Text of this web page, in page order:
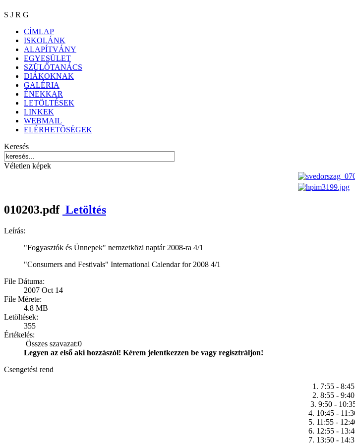
S J R G
CÍMLAP
ISKOLÁNK
ALAPÍTVÁNY
EGYESÜLET
SZÜLŐTANÁCS
DIÁKOKNAK
GALÉRIA
ÉNEKKAR
LETÖLTÉSEK
LINKEK
WEBMAIL
ELÉRHETŐSÉGEK
Keresés
Véletlen képek
010203.pdf Letöltés
Leírás:
"Fogyasztók és Ünnepek" nemzetközi naptár 2008-ra 4/1
"Consumers and Festivals" International Calendar for 2008 4/1
File Dátuma:
2007 Oct 14
File Mérete:
4.8 MB
Letöltések:
355
Értékelés:
Összes szavazat:0
Legyen az első aki hozzászól! Kérem jelentkezzen be vagy regisztráljon!
Csengetési rend
1. 7:55 - 8:45
2. 8:55 - 9:40
3. 9:50 -
4. 10:45 -
5. 11:55 -
6. 12:55 -
7. 13:50 -